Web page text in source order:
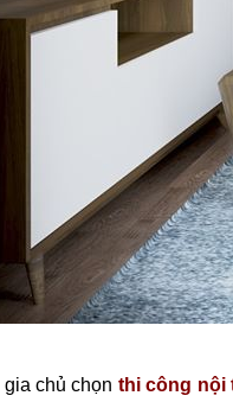
chủ chọn thi công nội